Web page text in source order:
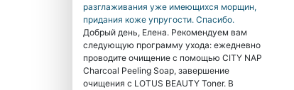
разглаживания уже имеющихся морщин,
придания коже упругости. Спасибо.
Добрый день, Елена. Рекомендуем вам
следующую программу ухода: ежедневно
проводите очищение с помощью CITY NAP
Charcoal Peeling Soap, завершение
очищения с LOTUS BEAUTY Toner. В